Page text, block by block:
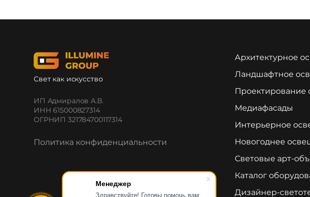
Менеджер
Здравствуйте! Готовы помочь вам.
Свет как искусство
ИП Адмиралов А.В.
ИНН 615000827314
ОГРНИП 321784700117314
Политика конфиденциальности
Архитектурное
Ландшафтное
Проектирование
Медиафасады
Интерьерное
Новогоднее
Световые арт-
Каталог
Дизайнер-